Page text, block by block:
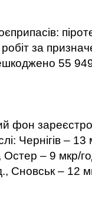
за
55
фон
Чернігів –
– 9 мкр/
Сновськ – 12